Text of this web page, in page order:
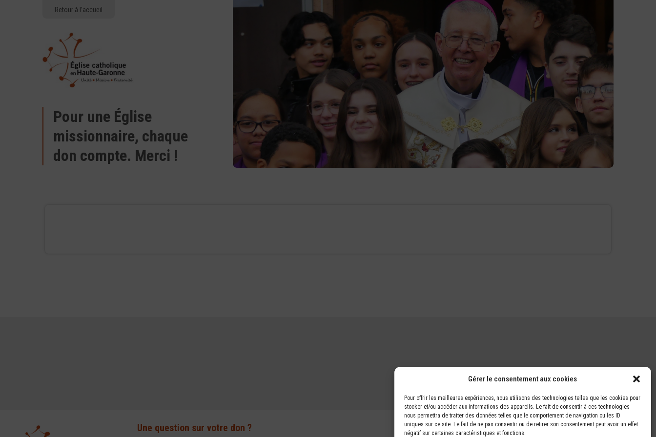
Gérer le consentement aux cookies
Pour offrir les meilleures expériences, nous utilisons des technologies telles que les cookies pour
stocker et/ou accéder aux informations des appareils. Le fait de consentir à ces technologies
nous permettra de traiter des données telles que le comportement de navigation ou les ID
uniques sur ce site. Le fait de ne pas consentir ou de retirer son consentement peut avoir un effet
négatif sur certaines caractéristiques et fonctions.
Retour à l’accueil
Pour une Église
missionnaire, chaque
don compte. Merci !
Une question sur votre don ?